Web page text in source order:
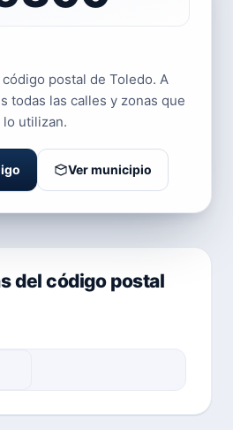
postal de Toledo. A
todas las calles y zonas que
lo utilizan.
Ver municipio
del código postal